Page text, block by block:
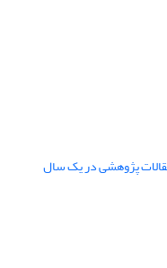
پژوهشی در یک سال